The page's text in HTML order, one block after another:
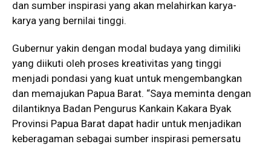
dan sumber inspirasi yang akan melahirkan karya-
karya yang bernilai tinggi.
Gubernur yakin dengan modal budaya yang dimiliki
yang diikuti oleh proses kreativitas yang tinggi
menjadi pondasi yang kuat untuk mengembangkan
dan memajukan Papua Barat. “Saya meminta dengan
dilantiknya Badan Pengurus Kankain Kakara Byak
Provinsi Papua Barat dapat hadir untuk menjadikan
keberagaman sebagai sumber inspirasi pemersatu